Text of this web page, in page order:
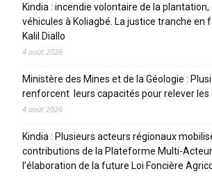
Kindia : incendie volontaire de la
véhicules à Koliagbé. La justice tranche en
Kalil Diallo
4 août 2026
Ministère des Mines et de la Géologie :
renforcent leurs capacités pour relever les
4 août 2026
Kindia : Plusieurs acteurs régionaux
contributions de la Plateforme Multi-
l’élaboration de la future Loi Foncière